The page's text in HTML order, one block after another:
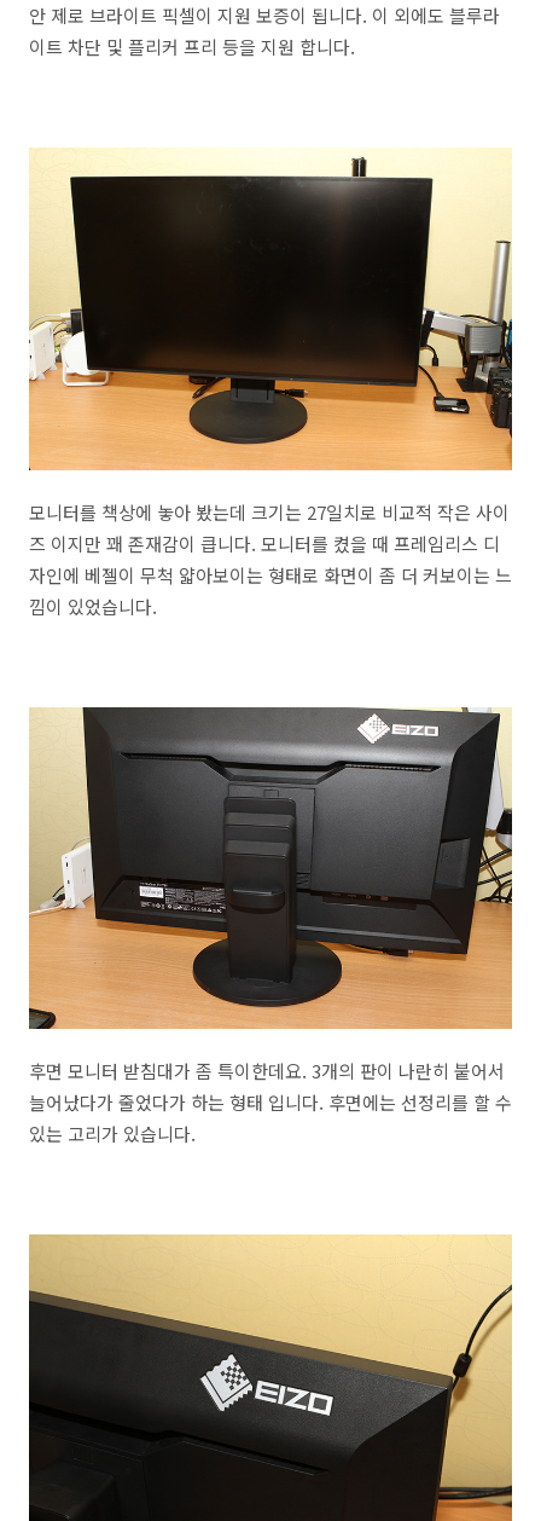
안 제로 브라이트 픽셀이 지원 보증이 됩니다. 이 외에도 블루라
이트 차단 및 플리커 프리 등을 지원 합니다.
모니터를 책상에 놓아 봤는데 크기는 27일치로 비교적 작은 사이
즈 이지만 꽤 존재감이 큽니다. 모니터를 켰을 때 프레임리스 디
자인에 베젤이 무척 얇아보이는 형태로 화면이 좀 더 커보이는 느
낌이 있었습니다.
후면 모니터 받침대가 좀 특이한데요. 3개의 판이 나란히 붙어서
늘어났다가 줄었다가 하는 형태 입니다. 후면에는 선정리를 할 수
있는 고리가 있습니다.